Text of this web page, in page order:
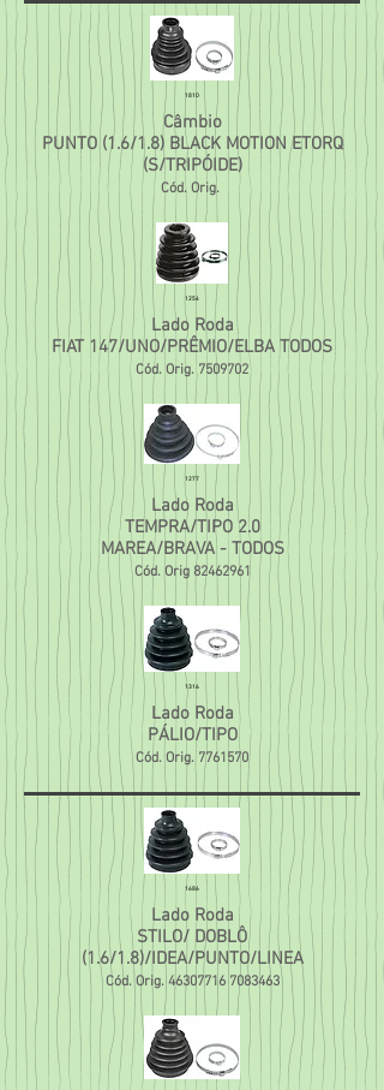
1810
Câmbio
PUNTO (1.6/1.8) BLACK MOTION ETORQ
(S/TRIPÓIDE)
Cód. Orig.
1254
Lado Roda
FIAT 147/UNO/PRÊMIO/ELBA TODOS
Cód. Orig.7509702
1277
Lado Roda
TEMPRA/TIPO 2.0
MAREA/BRAVA - TODOS
Cód. Orig 82462961
1316
Lado Roda
PÁLIO/TIPO
Cód. Orig. 7761570
1686
Lado Roda
STILO/ DOBLÔ
(1.6/1.8)/IDEA/PUNTO/LINEA
Cód. Orig. 46307716 7083463